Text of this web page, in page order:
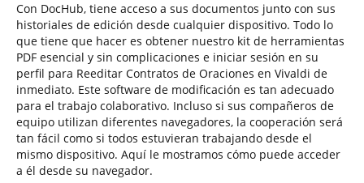
Con DocHub, tiene acceso a sus documentos junto con sus
historiales de edición desde cualquier dispositivo. Todo lo
que tiene que hacer es obtener nuestro kit de herramientas
PDF esencial y sin complicaciones e iniciar sesión en su
perfil para Reeditar Contratos de Oraciones en Vivaldi de
inmediato. Este software de modificación es tan adecuado
para el trabajo colaborativo. Incluso si sus compañeros de
equipo utilizan diferentes navegadores, la cooperación será
tan fácil como si todos estuvieran trabajando desde el
mismo dispositivo. Aquí le mostramos cómo puede acceder
a él desde su navegador.